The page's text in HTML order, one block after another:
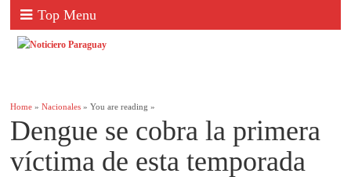
Top Menu
Home »Nacionales » You are reading »
Dengue se cobra la primera
víctima de esta temporada